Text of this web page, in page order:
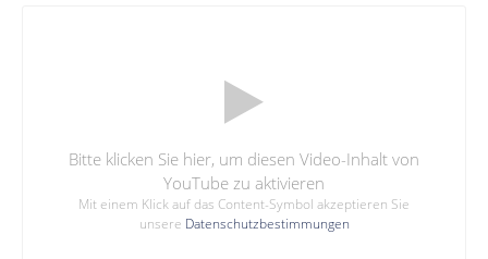
Bitte klicken Sie hier, um diesen Video-Inhalt von
YouTube zu aktivieren
Mit einem Klick auf das Content-Symbol akzeptieren Sie
unsere Datenschutzbestimmungen